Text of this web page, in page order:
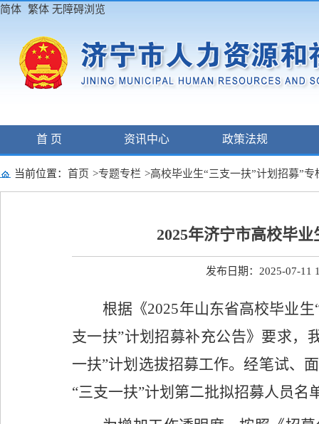
简体 繁体 无障碍浏览
首 页 资讯中心 政策法规
当前位置： 首页 >专题专栏 >高校毕业生“三支一扶”计划招募”专
2025年济宁市高校毕
发布日期：2025-07-11
根据《2025年山东省高校毕业
支一扶”计划招募补充公告》要求，
一扶”计划选拔招募工作。经笔试、
“三支一扶”计划第二批拟招募人员名